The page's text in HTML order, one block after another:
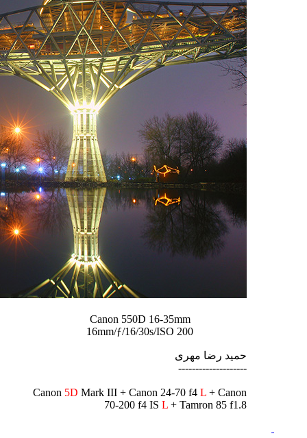
Canon 550D 16-35mm
16mm/ƒ/16/30s/ISO 200
حمید رضا مهری
--------------------
Canon 5D Mark III + Canon 24-70 f4 L + Canon
70-200 f4 IS L + Tamron 85 f1.8